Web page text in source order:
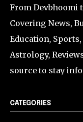
From Devbhoomi
Covering News,
Education,
Astrology,
source to stay
CATEGORIES